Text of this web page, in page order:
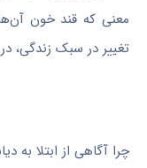
معنی که قند خون
تغییر در سبک زندگی،
چرا آگاهی از ابتلا